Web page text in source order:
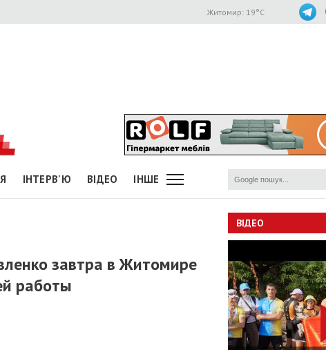
Житомир: 19°C
ІНТЕРВ'Ю ВІДЕО ІНШЕ
завтра в Житомире
работы
ВІДЕО